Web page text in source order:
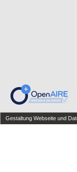
Gestaltung Webseite und